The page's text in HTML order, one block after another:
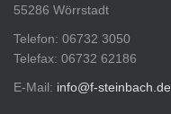
55286 Wörrstadt
Telefon: 06732 3050
Telefax: 06732 62186
E-Mail: info@f-steinbach.de